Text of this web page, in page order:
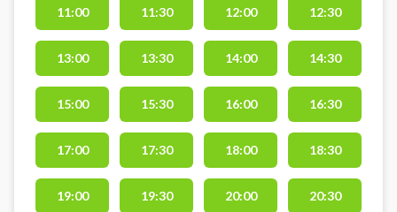
Arena på Ambolten 2, 6000
Kolding. Padelcentret har 8
padelbaner, 1 single- og 7
dobbeltbaner samt en udendørs
dobbeltbane. Gratis parkering,
bat kan lejes og bolde købes i
Sparekassen Kronjylland Padel
Arena, Rocket Padels andet
padelcenter i Kolding. #kif-padel-
club.
11:00 11:30 12:00 12:30
13:00 13:30 14:00 14:30
15:00 15:30 16:00 16:30
17:00 17:30 18:00 18:30
19:00 19:30 20:00 20:30